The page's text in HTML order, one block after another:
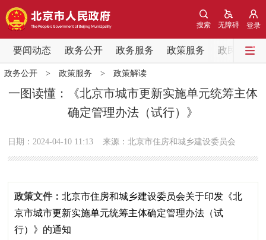
登录
无障碍
搜索
要闻动态 政务公开 政务服务 政策服务 政民互动
要闻动态
党中央精神 国务院信息
会议信息
市领导 机构职能 政策服务
政务公开> 政策服务 > 政策解读
一图读懂：《北京市城市更新实施单元统筹主体
确定管理办法（试行）》
日期：2024-04-10 11:13 来源：北京市住房和城乡建设委员会
政策文件：北京市住房和城乡建设委员会关于印发《北
京市城市更新实施单元统筹主体确定管理办法（试
行）》的通知